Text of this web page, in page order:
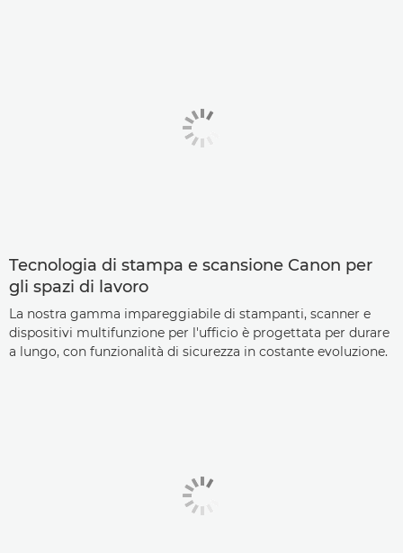
Tecnologia di stampa e scansione Canon per
gli spazi di lavoro
La nostra gamma impareggiabile di stampanti, scanner e
dispositivi multifunzione per l'ufficio è progettata per durare
a lungo, con funzionalità di sicurezza in costante evoluzione.